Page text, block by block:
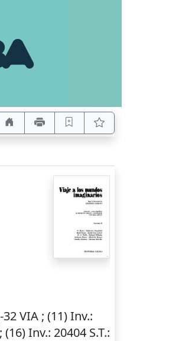
VIA ; (11)Inv.:
(16)Inv.: 20404 S.T.: